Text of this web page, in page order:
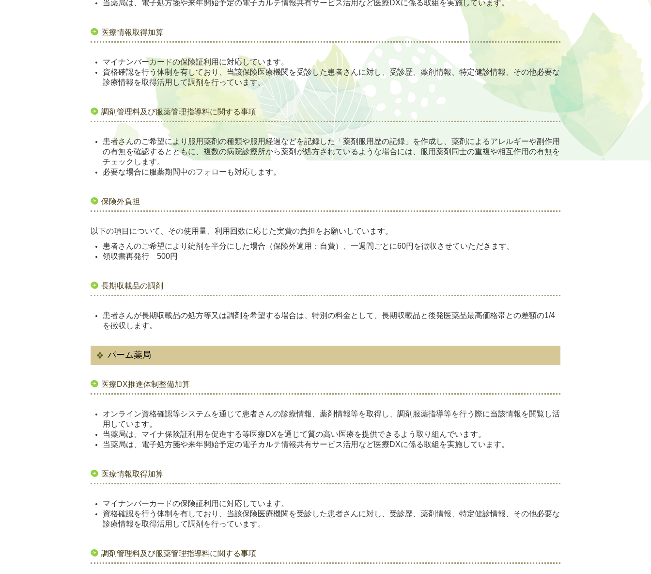
当薬局は、電子処方箋や来年開始予定の電子カルテ情報共有サービス活用など医療DXに係る取組を実施しています。
医療情報取得加算
マイナンバーカードの保険証利用に対応しています。
資格確認を行う体制を有しており、当該保険医療機関を受診した患者さんに対し、受診歴、薬剤情報、特定健診情報、その他必要な
診療情報を取得活用して調剤を行っています。
調剤管理料及び服薬管理指導料に関する事項
患者さんのご希望により服用薬剤の種類や服用経過などを記録した「薬剤服用歴の記録」を作成し、薬剤によるアレルギーや副作用
の有無を確認するとともに、複数の病院診療所から薬剤が処方されているような場合には、服用薬剤同士の重複や相互作用の有無を
チェックします。
必要な場合に服薬期間中のフォローも対応します。
保険外負担
以下の項目について、その使用量、利用回数に応じた実費の負担をお願いしています。
患者さんのご希望により錠剤を半分にした場合（保険外適用：自費）、一週間ごとに60円を徴収させていただきます。
領収書再発行 500円
長期収載品の調剤
患者さんが長期収載品の処方等又は調剤を希望する場合は、特別の料金として、長期収載品と後発医薬品最高価格帯との差額の1/4
を徴収します。
パーム薬局
医療DX推進体制整備加算
オンライン資格確認等システムを通じて患者さんの診療情報、薬剤情報等を取得し、調剤服薬指導等を行う際に当該情報を閲覧し活
用しています。
当薬局は、マイナ保険証利用を促進する等医療DXを通じて質の高い医療を提供できるよう取り組んでいます。
当薬局は、電子処方箋や来年開始予定の電子カルテ情報共有サービス活用など医療DXに係る取組を実施しています。
医療情報取得加算
マイナンバーカードの保険証利用に対応しています。
資格確認を行う体制を有しており、当該保険医療機関を受診した患者さんに対し、受診歴、薬剤情報、特定健診情報、その他必要な
診療情報を取得活用して調剤を行っています。
調剤管理料及び服薬管理指導料に関する事項